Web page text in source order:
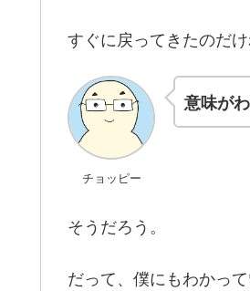
すぐに戻ってきたのだ
チョッピー
意味が
そうだろう。
だって、僕にもわかって